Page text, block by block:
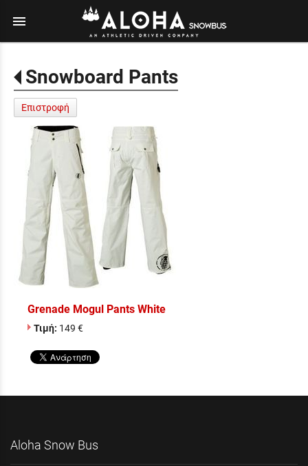
menu
Snowboard Pants
Επιστροφή
Grenade Mogul Pants White
Τιμή: 149 €
Aloha Snow Bus